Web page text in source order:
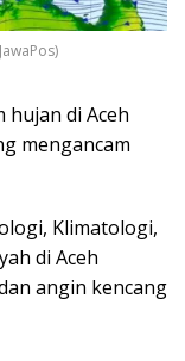
hujan di Aceh
mengancam
Klimatologi,
di Aceh
angin kencang